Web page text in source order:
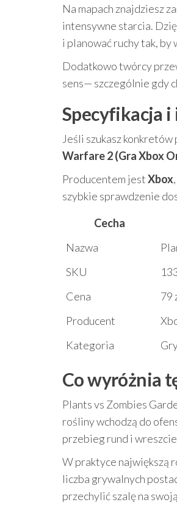
Na mapach znajdziesz
intensywne starcia.
i planować ruchy tak,
Dodatkowo twórcy
sens— szczególnie gdy
Specyfikacja
Jeśli szukasz
Warfare 2 (Gra Xbox
Producentem jestXbox
szybkie sprawdzenie
Cecha
Nazwa
SKU
Cena
79
Producent
Kategoria
Co wyróżnia
Plants vs Zombies
rośliny wchodzą do
przebieg rund i
W praktyce największą
liczba grywalnych
przechylić szalę na